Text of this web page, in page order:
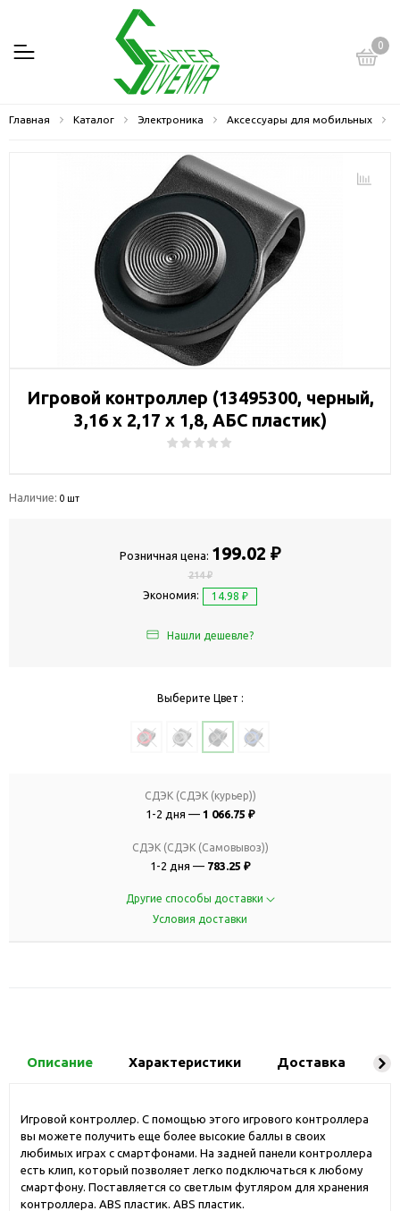
0
Главная Каталог Электроника Аксессуары для мобильных
Игровой контроллер (13495300, черный,
3,16 х 2,17 х 1,8, АБС пластик)
Наличие: 0 шт
Розничная цена: 199.02 ₽
214 ₽
Экономия: 14.98 ₽
Нашли дешевле?
Выберите Цвет :
СДЭК (СДЭК (курьер))
1-2 дня — 1 066.75 ₽
СДЭК (СДЭК (Самовывоз))
1-2 дня — 783.25 ₽
Другие способы доставки
Условия доставки
Описание Характеристики Доставка
Игровой контроллер. С помощью этого игрового контроллера
вы можете получить еще более высокие баллы в своих
любимых играх с смартфонами. На задней панели контроллера
есть клип, который позволяет легко подключаться к любому
смартфону. Поставляется со светлым футляром для хранения
контроллера. ABS пластик. ABS пластик.